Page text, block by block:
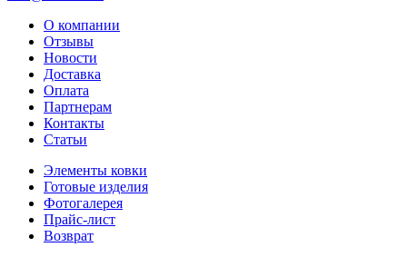
О компании
Отзывы
Новости
Доставка
Оплата
Партнерам
Контакты
Статьи
Элементы ковки
Готовые изделия
Фотогалерея
Прайс-лист
Возврат